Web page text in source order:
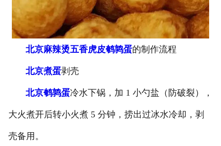
北京食品代加工
北京精忠报国八大锤典故版
北京蜜汁味卤蛋
北京麻辣烫五香虎皮鹌鹑蛋的制作流程
北京煮蛋剥壳
北京鹌鹑蛋冷水下锅，加 1 小勺盐（防破裂），
大火煮开后转小火煮 5 分钟，捞出过冰水冷却，剥
壳备用。